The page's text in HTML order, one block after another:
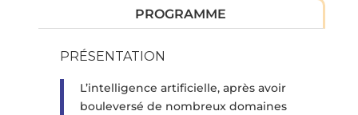
PROGRAMME
PRÉSENTATION
L’intelligence artificielle, après avoir
bouleversé de nombreux domaines